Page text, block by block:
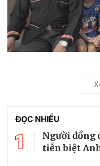
ĐỌC NHIỀU
1
Người đồng
tiễn biệt